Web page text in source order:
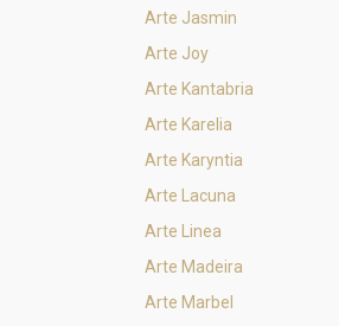
Arte Jasmin
Arte Joy
Arte Kantabria
Arte Karelia
Arte Karyntia
Arte Lacuna
Arte Linea
Arte Madeira
Arte Marbel